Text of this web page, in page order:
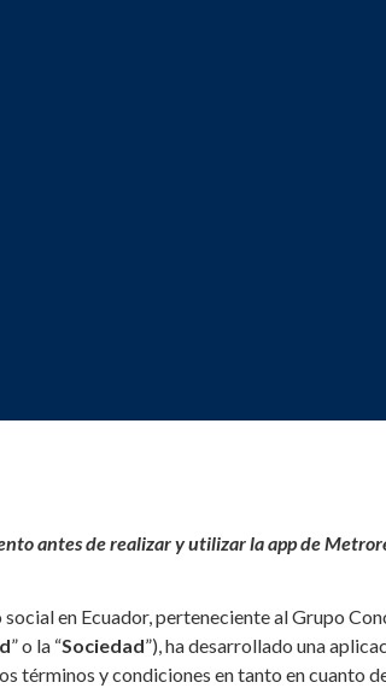
antes de realizar y utilizar la app de
en Ecuador, perteneciente al Grupo
” o la “Sociedad”), ha desarrollado una
términos y condiciones en tanto en cuanto